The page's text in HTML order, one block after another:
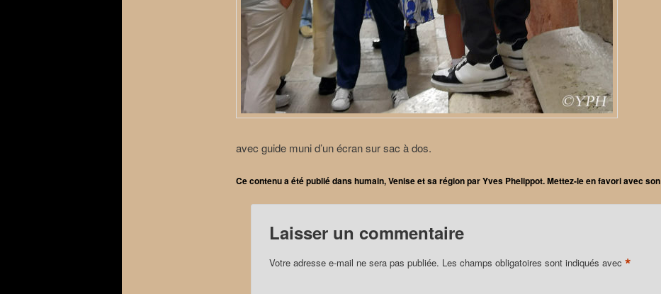
avec guide muni d’un écran sur sac à dos.
Ce contenu a été publié danshumain,Venise et sa régionparYves Phelippot. Mettez-le en favori avec son
Laisser un commentaire
Votre adresse e-mail ne sera pas publiée. Les champs obligatoires sont indiqués avec *